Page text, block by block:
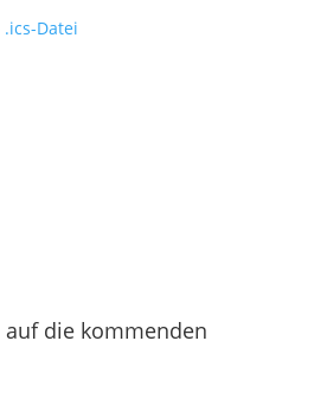
Datei
auf die kommenden